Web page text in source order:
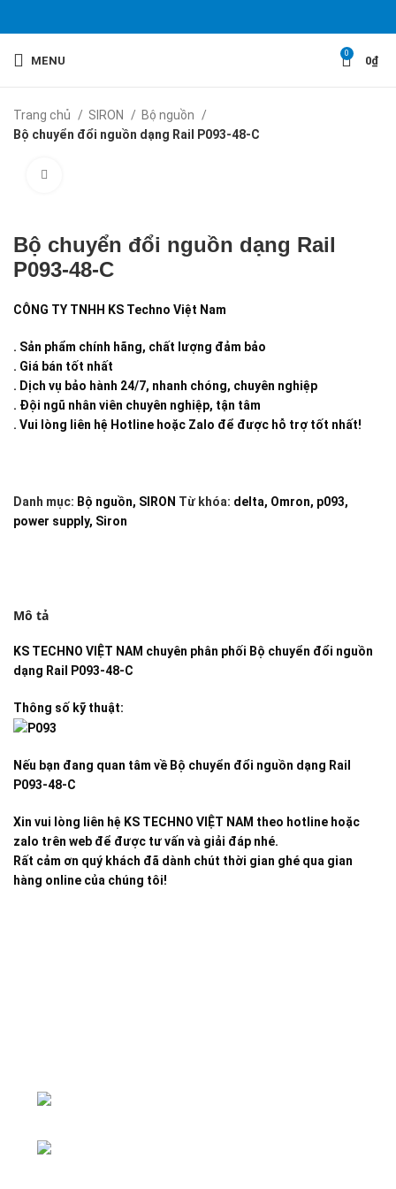
MENU
0
0₫
Trang chủ SIRON
Bộ nguồn
Bộ chuyển đổi nguồn dạng Rail P093-48-C
Bộ chuyển đổi nguồn dạng Rail
P093-48-C
CÔNG TY TNHH KS Techno Việt Nam
. Sản phẩm chính hãng, chất lượng đảm bảo
. Giá bán tốt nhất
. Dịch vụ bảo hành 24/7, nhanh chóng, chuyên nghiệp
. Đội ngũ nhân viên chuyên nghiệp, tận tâm
. Vui lòng liên hệ Hotline hoặc Zalo để được hỗ trợ tốt nhất!
Danh mục: Bộ nguồn, SIRON Từ khóa: delta, Omron, p093,
power supply, Siron
Mô tả
KS TECHNO VIỆT NAM chuyên phân phối Bộ chuyển đổi nguồn
dạng Rail P093-48-C
Thông số kỹ thuật:
Nếu bạn đang quan tâm về Bộ chuyển đổi nguồn dạng Rail
P093-48-C
Xin vui lòng liên hệ KS TECHNO VIỆT NAM theo hotline hoặc
zalo trên web để được tư vấn và giải đáp nhé.
Rất cảm ơn quý khách đã dành chút thời gian ghé qua gian
hàng online của chúng tôi!